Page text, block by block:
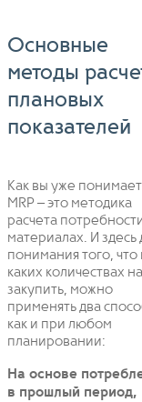
Основные
методы
плановых
показателей
Как вы уже
MRP – это методика
расчета
материалах. И здесь
понимания того, что
каких количествах
закупить, можно
применять два
как и при любом
планировании:
На основе
в прошлый период,